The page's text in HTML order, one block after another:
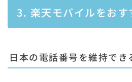
3. 楽天モバイルをおす
日本の電話番号を維持でき